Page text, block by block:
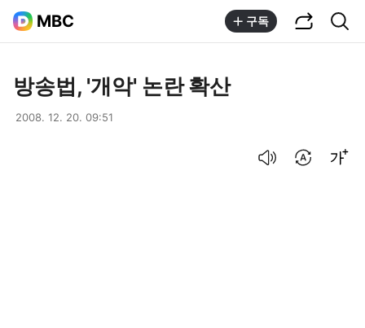
MBC 구독
방송법, '개악' 논란 확산
2008. 12. 20. 09:51